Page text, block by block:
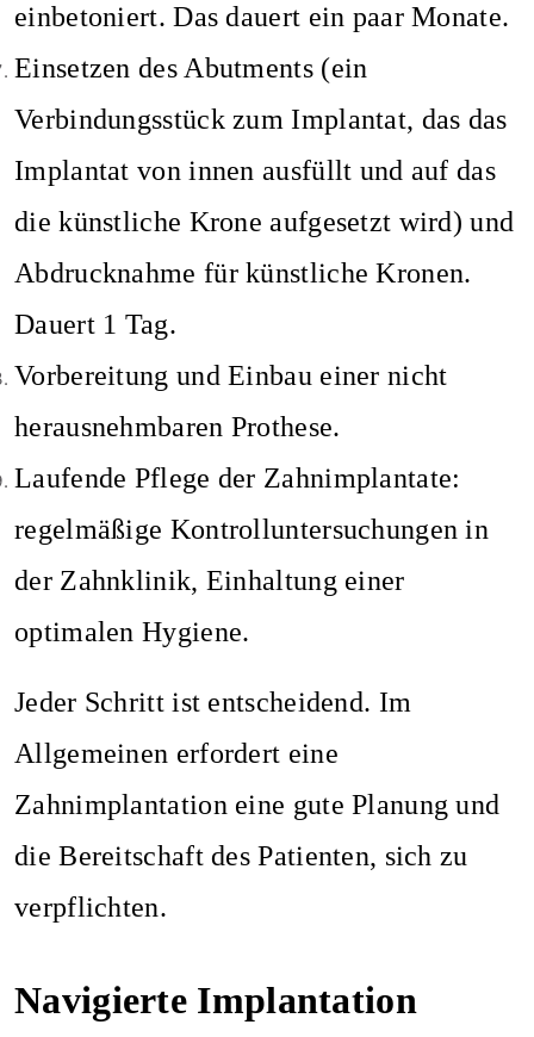
einbetoniert. Das dauert ein paar Monate.
Einsetzen des Abutments (ein
Verbindungsstück zum Implantat, das das
Implantat von innen ausfüllt und auf das
die künstliche Krone aufgesetzt wird) und
Abdrucknahme für künstliche Kronen.
Dauert 1 Tag.
Vorbereitung und Einbau einer nicht
herausnehmbaren Prothese.
Laufende Pflege der Zahnimplantate:
regelmäßige Kontrolluntersuchungen in
der Zahnklinik, Einhaltung einer
optimalen Hygiene.
Jeder Schritt ist entscheidend. Im
Allgemeinen erfordert eine
Zahnimplantation eine gute Planung und
die Bereitschaft des Patienten, sich zu
verpflichten.
Navigierte Implantation